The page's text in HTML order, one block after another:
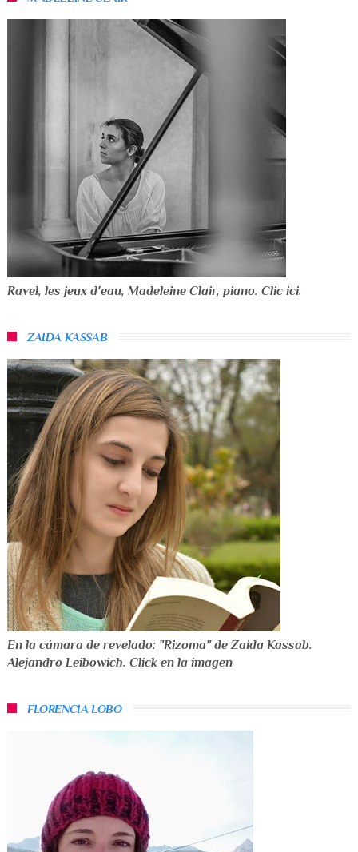
Ravel, les jeux d'eau, Madeleine Clair, piano. Clic ici.
ZAIDA KASSAB
En la cámara de revelado: "Rizoma" de Zaida Kassab.
Alejandro Leibowich. Click en la imagen
FLORENCIA LOBO